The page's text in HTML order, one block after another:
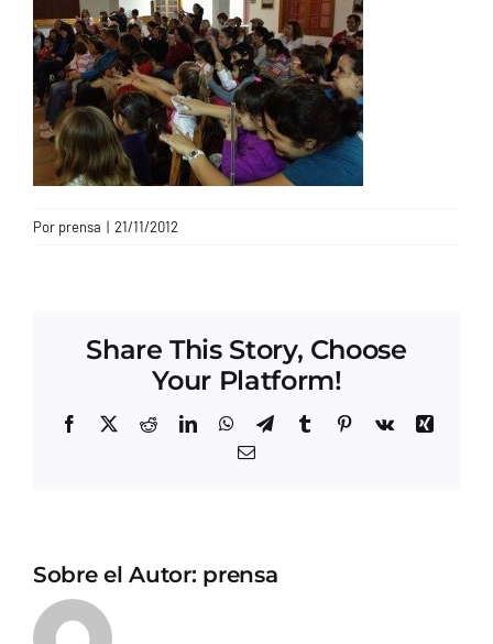
CONTACTO
Por prensa | 21/11/2012
Share This Story, Choose
Your Platform!
Facebook
X RedditLinkedInWhatsApp
TelegramTumblrPinterest
Vk
Xing
Correo
Sobre el Autor: prensa